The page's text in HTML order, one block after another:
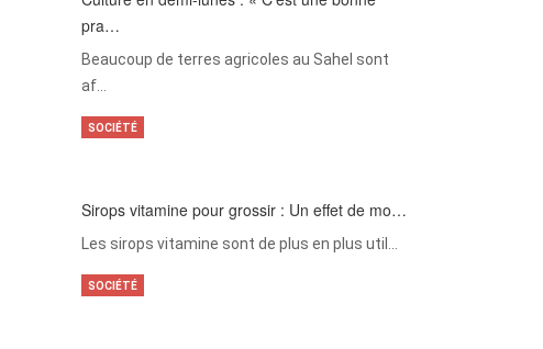
pra…
Beaucoup de terres agricoles au Sahel sont
af…
Sirops vitamine pour grossir : Un effet de mo…
Les sirops vitamine sont de plus en plus util…
SOCIÉTÉ
SOCIÉTÉ